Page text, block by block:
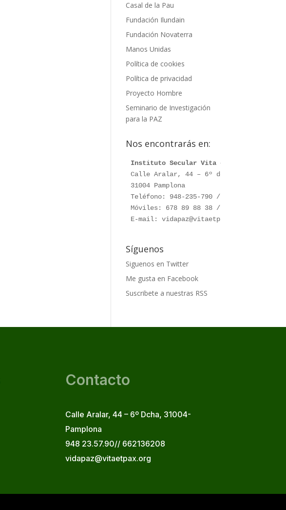
Casal de la Pau
Fundación Ilundain
Fundación Novaterra
Manos Unidas
Política de cookies
Política de privacidad
Proyecto Hombre
Seminario de Investigación
para la PAZ
Nos encontrarás en:
Instituto Secular Vita et Pax
Calle Aralar, 44 – 6º dcha.
31004 Pamplona
Teléfono: 948-235-790 / 948-230-787
Móviles: 678 89 88 38 / 660 76 91 28
E-mail: vidapaz@vitaetpax.org
Síguenos
Siguenos en Twitter
Me gusta en Facebook
Suscribete a nuestras RSS
Contacto
Calle Aralar, 44 – 6º Dcha, 31004-
Pamplona
948 23.57.90// 662136208
vidapaz@vitaetpax.org